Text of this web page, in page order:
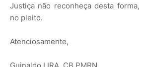
Justiça não reconheça desta
no pleito.
Atenciosamente,
Guinaldo LIRA, CB PMRN